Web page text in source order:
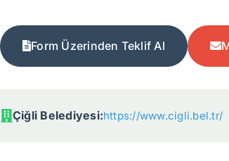
Form Üzerinden Teklif Al
Çiğli Belediyesi:https://www.cigli.bel.tr/